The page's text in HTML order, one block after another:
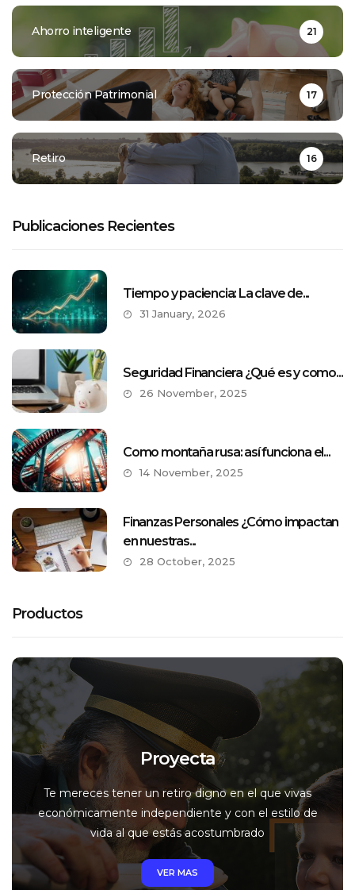
Ahorro inteligente 21
Protección Patrimonial 17
Retiro 16
Publicaciones Recientes
Tiempo y paciencia: La clave de...
31 January, 2026
Seguridad Financiera ¿Qué es y como...
26 November, 2025
Como montaña rusa: así funciona el...
14 November, 2025
Finanzas Personales ¿Cómo impactan
en nuestras...
28 October, 2025
Productos
Proyecta
Te mereces tener un retiro digno en el que vivas
económicamente independiente y con el estilo de
vida al que estás acostumbrado
VER MAS